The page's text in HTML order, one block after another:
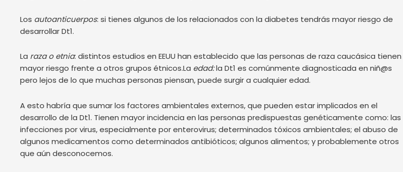
Los autoanticuerpos: si tienes algunos de los relacionados con la diabetes tendrás mayor riesgo de
desarrollar Dt1.
La raza o etnia: distintos estudios en EEUU han establecido que las personas de raza caucásica tienen
mayor riesgo frente a otros grupos étnicos.La edad:la Dt1 es comúnmente diagnosticada en niñ@s
pero lejos de lo que muchas personas piensan, puede surgir a cualquier edad.
A esto habría que sumar los factores ambientales externos, que pueden estar implicados en el
desarrollo de la Dt1. Tienen mayor incidencia en las personas predispuestas genéticamente como: las
infecciones por virus, especialmente por enterovirus; determinados tóxicos ambientales; el abuso de
algunos medicamentos como determinados antibióticos; algunos alimentos; y probablemente otros
que aún desconocemos.